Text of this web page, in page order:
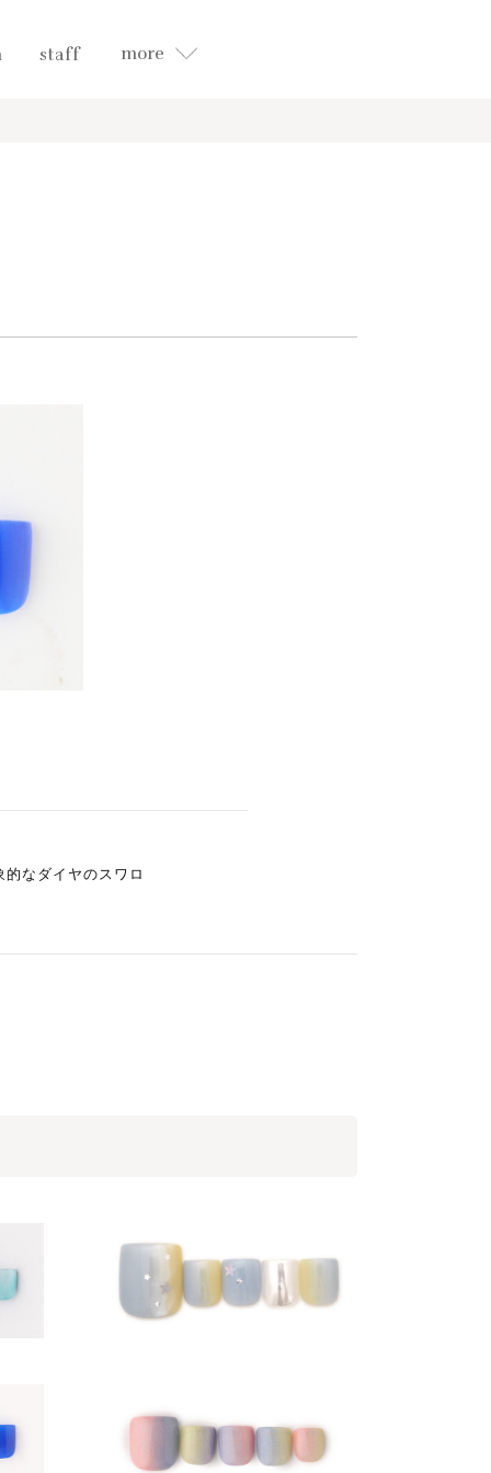
staff more
なダイヤのスワロ